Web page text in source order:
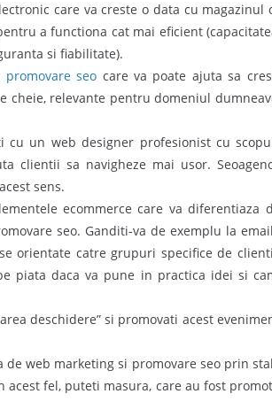
care va creste o data cu magazinul
a functiona cat mai eficient
si fiabilitate).
promovare seo care va poate ajuta sa
relevante pentru domeniul
un web designer profesionist cu
clientii sa navigheze mai usor.
sens.
ecommerce care va diferentiaza
seo. Ganditi-va de exemplu la
orientate catre grupuri specifice de
piata daca va pune in practica idei si
deschidere” si promovati acest
web marketing si promovare seo prin
fel, puteti masura, care au fost